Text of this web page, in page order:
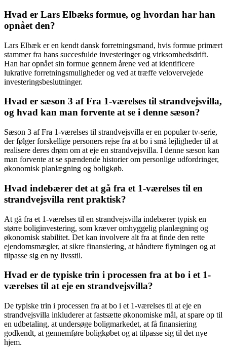
Hvad er Lars Elbæks formue, og hvordan har han
opnået den?
Lars Elbæk er en kendt dansk forretningsmand, hvis formue primært
stammer fra hans succesfulde investeringer og virksomhedsdrift.
Han har opnået sin formue gennem årene ved at identificere
lukrative forretningsmuligheder og ved at træffe velovervejede
investeringsbeslutninger.
Hvad er sæson 3 af Fra 1-værelses til strandvejsvilla,
og hvad kan man forvente at se i denne sæson?
Sæson 3 af Fra 1-værelses til strandvejsvilla er en populær tv-serie,
der følger forskellige personers rejse fra at bo i små lejligheder til at
realisere deres drøm om at eje en strandvejsvilla. I denne sæson kan
man forvente at se spændende historier om personlige udfordringer,
økonomisk planlægning og boligkøb.
Hvad indebærer det at gå fra et 1-værelses til en
strandvejsvilla rent praktisk?
At gå fra et 1-værelses til en strandvejsvilla indebærer typisk en
større boliginvestering, som kræver omhyggelig planlægning og
økonomisk stabilitet. Det kan involvere alt fra at finde den rette
ejendomsmægler, at sikre finansiering, at håndtere flytningen og at
tilpasse sig en ny livsstil.
Hvad er de typiske trin i processen fra at bo i et 1-
værelses til at eje en strandvejsvilla?
De typiske trin i processen fra at bo i et 1-værelses til at eje en
strandvejsvilla inkluderer at fastsætte økonomiske mål, at spare op til
en udbetaling, at undersøge boligmarkedet, at få finansiering
godkendt, at gennemføre boligkøbet og at tilpasse sig til det nye
hjem.